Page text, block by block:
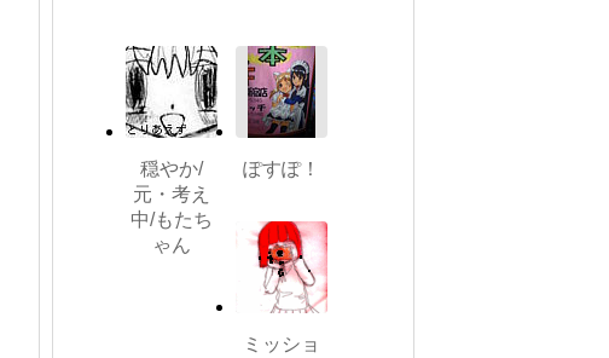
穏やか/
元・考え
中/もたち
ゃん
ぽすぽ！
ミッショ